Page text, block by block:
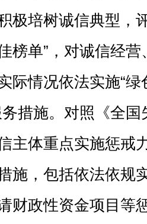
极培树诚信典型，
榜单”，对诚信经
际情况依法实施“绿
措施。对照《全
主体重点实施惩戒
施，包括依法依规
财政性资金项目等